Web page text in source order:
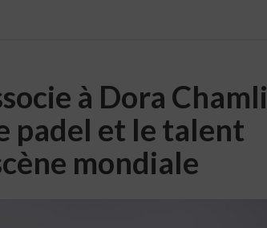
à Dora Chamli
padel et le talent
mondiale